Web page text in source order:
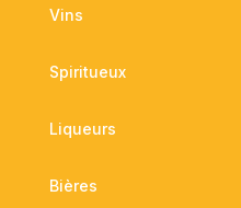
Vins
Spiritueux
Liqueurs
Bières